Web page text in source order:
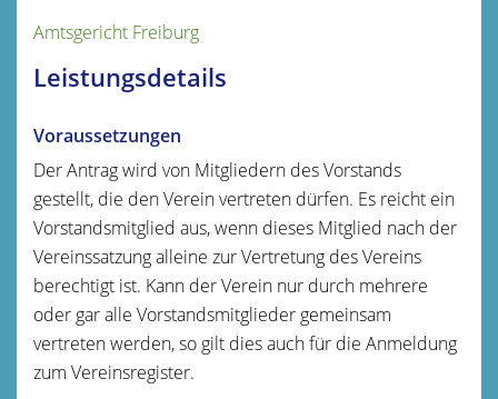
Amtsgericht Freiburg
Leistungsdetails
Voraussetzungen
Der Antrag wird von Mitgliedern des Vorstands
gestellt, die den Verein vertreten dürfen. Es reicht ein
Vorstandsmitglied aus, wenn dieses Mitglied nach der
Vereinssatzung alleine zur Vertretung des Vereins
berechtigt ist. Kann der Verein nur durch mehrere
oder gar alle Vorstandsmitglieder gemeinsam
vertreten werden, so gilt dies auch für die Anmeldung
zum Vereinsregister.